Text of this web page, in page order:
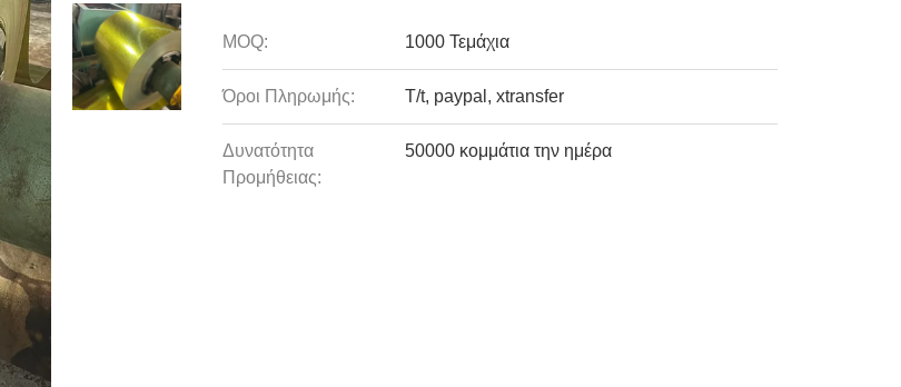
MOQ: 1000 Τεμάχια
Όροι Πληρωμής: T/t, paypal, xtransfer
Δυνατότητα
Προμήθειας:
50000 κομμάτια την ημέρα